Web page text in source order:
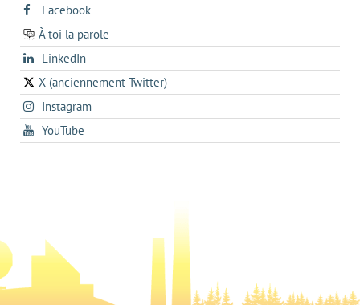
Facebooks'ouvre
dans
un
onglet
À toi la parole
opens
in
a
new
tab
LinkedInopens
in
a
new
X (anciennement Twitter)
s'ouvre
dans
un
nouvel
Instagrams'ouvre
dans
un
YouTube
dans